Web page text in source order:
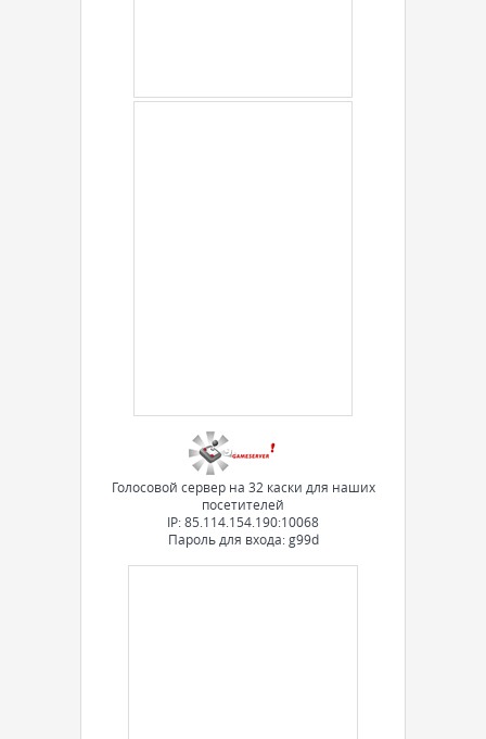
Голосовой сервер на 32 каски для наших
посетителей
IP: 85.114.154.190:10068
Пароль для входа: g99d